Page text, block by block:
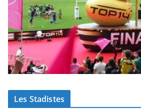
Les Stadistes